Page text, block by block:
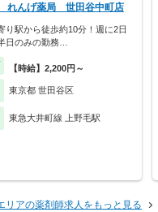
んげ薬局 世田谷中町店
り駅から徒歩約10分！週に2日
日のみの勤務…
【時給】2,200円～
東京都 世田谷区
東急大井町線 上野毛駅
リアの薬剤師求人をもっと見る